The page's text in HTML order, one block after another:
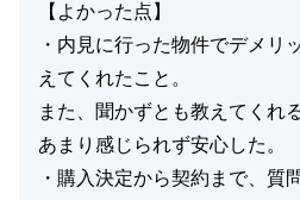
【よかった点】
・内見に行った物件でデメリ
えてくれたこと。
また、聞かずとも教えてくれ
あまり感じられず安心した。
・購入決定から契約まで、質